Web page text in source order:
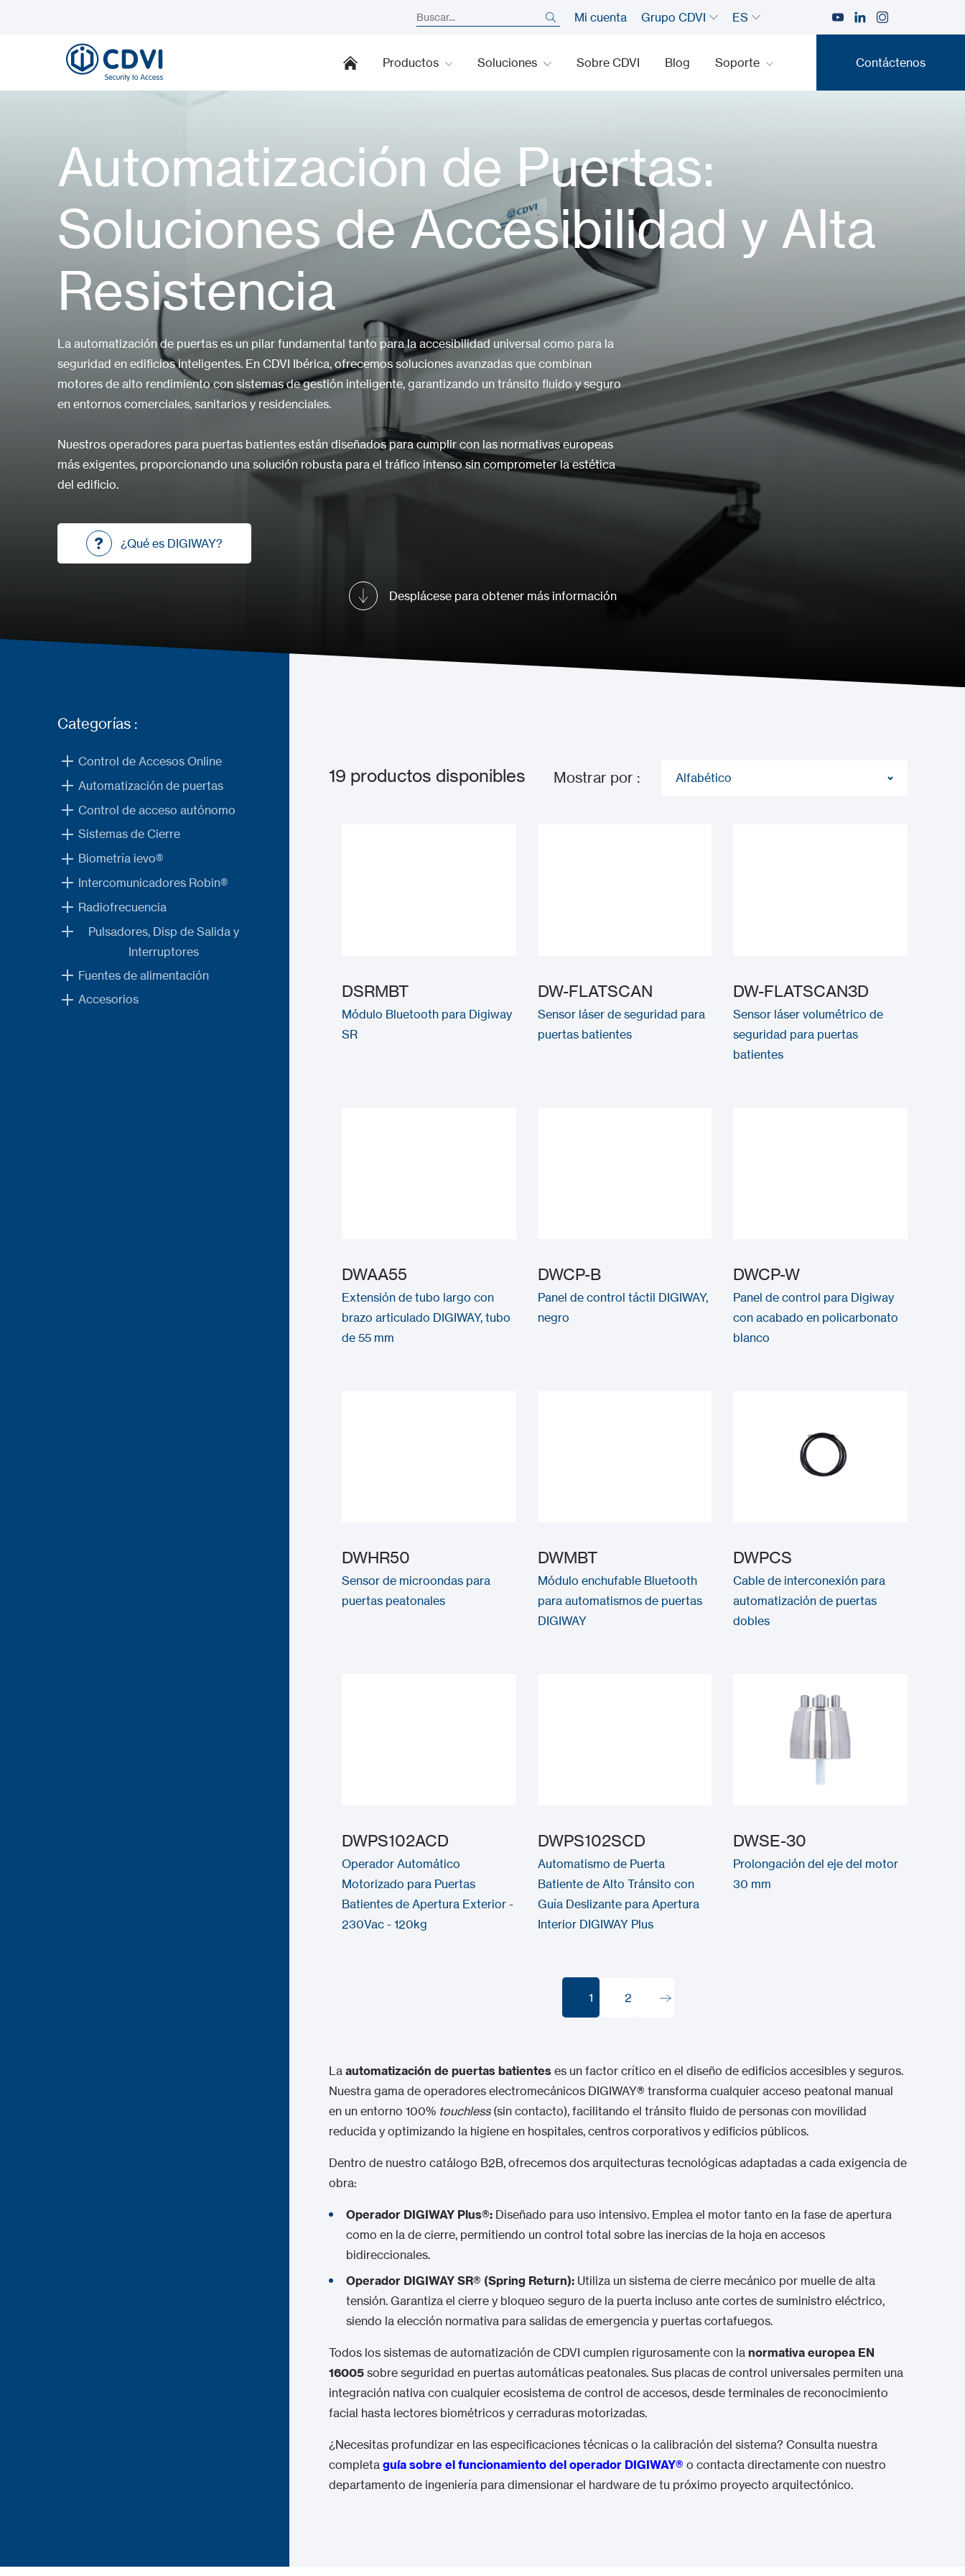
Mi cuenta Grupo CDVI ES
Productos Soluciones Sobre CDVI Blog Soporte Contáctenos
Automatización de Puertas:
Soluciones de Accesibilidad y Alta
Resistencia
La automatización de puertas es un pilar fundamental tanto para la accesibilidad universal como para la
seguridad en edificios inteligentes. En CDVI Ibérica, ofrecemos soluciones avanzadas que combinan
motores de alto rendimiento con sistemas de gestión inteligente, garantizando un tránsito fluido y seguro
en entornos comerciales, sanitarios y residenciales.
Nuestros operadores para puertas batientes están diseñados para cumplir con las normativas europeas
más exigentes, proporcionando una solución robusta para el tráfico intenso sin comprometer la estética
del edificio.
¿Qué es DIGIWAY?
Desplácese para obtener más información
Categorías :
Control de Accesos Online
Automatización de puertas
Control de acceso autónomo
Sistemas de Cierre
Biometría ievo®
Intercomunicadores Robin®
Radiofrecuencia
Pulsadores, Disp de Salida y
Interruptores
Fuentes de alimentación
Accesorios
19 productos disponibles Mostrar por : Alfabético
DSRMBT
Módulo Bluetooth para Digiway
SR
DW-FLATSCAN
Sensor láser de seguridad para
puertas batientes
DW-FLATSCAN3D
Sensor láser volumétrico de
seguridad para puertas
batientes
DWAA55
Extensión de tubo largo con
brazo articulado DIGIWAY, tubo
de 55 mm
DWCP-B
Panel de control táctil DIGIWAY,
negro
DWCP-W
Panel de control para Digiway
con acabado en policarbonato
blanco
DWHR50
Sensor de microondas para
puertas peatonales
DWMBT
Módulo enchufable Bluetooth
para automatismos de puertas
DIGIWAY
DWPCS
Cable de interconexión para
automatización de puertas
dobles
DWPS102ACD
Operador Automático
Motorizado para Puertas
Batientes de Apertura Exterior -
230Vac - 120kg
DWPS102SCD
Automatismo de Puerta
Batiente de Alto Tránsito con
Guía Deslizante para Apertura
Interior DIGIWAY Plus
DWSE-30
Prolongación del eje del motor
30 mm
1 2
Laautomatización de puertas batientes es un factor crítico en el diseño de edificios accesibles y seguros.
Nuestra gama de operadores electromecánicos DIGIWAY® transforma cualquier acceso peatonal manual
en un entorno 100% touchless(sin contacto), facilitando el tránsito fluido de personas con movilidad
reducida y optimizando la higiene en hospitales, centros corporativos y edificios públicos.
Dentro de nuestro catálogo B2B, ofrecemos dos arquitecturas tecnológicas adaptadas a cada exigencia de
obra:
Operador DIGIWAY Plus®: Diseñado para uso intensivo. Emplea el motor tanto en la fase de apertura
como en la de cierre, permitiendo un control total sobre las inercias de la hoja en accesos
bidireccionales.
Operador DIGIWAY SR® (Spring Return): Utiliza un sistema de cierre mecánico por muelle de alta
tensión. Garantiza el cierre y bloqueo seguro de la puerta incluso ante cortes de suministro eléctrico,
siendo la elección normativa para salidas de emergencia y puertas cortafuegos.
Todos los sistemas de automatización de CDVI cumplen rigurosamente con lanormativa europea EN
16005 sobre seguridad en puertas automáticas peatonales. Sus placas de control universales permiten una
integración nativa con cualquier ecosistema de control de accesos, desde terminales de reconocimiento
facial hasta lectores biométricos y cerraduras motorizadas.
¿Necesitas profundizar en las especificaciones técnicas o la calibración del sistema? Consulta nuestra
completaguía sobre el funcionamiento del operador DIGIWAY® o contacta directamente con nuestro
departamento de ingeniería para dimensionar el hardware de tu próximo proyecto arquitectónico.